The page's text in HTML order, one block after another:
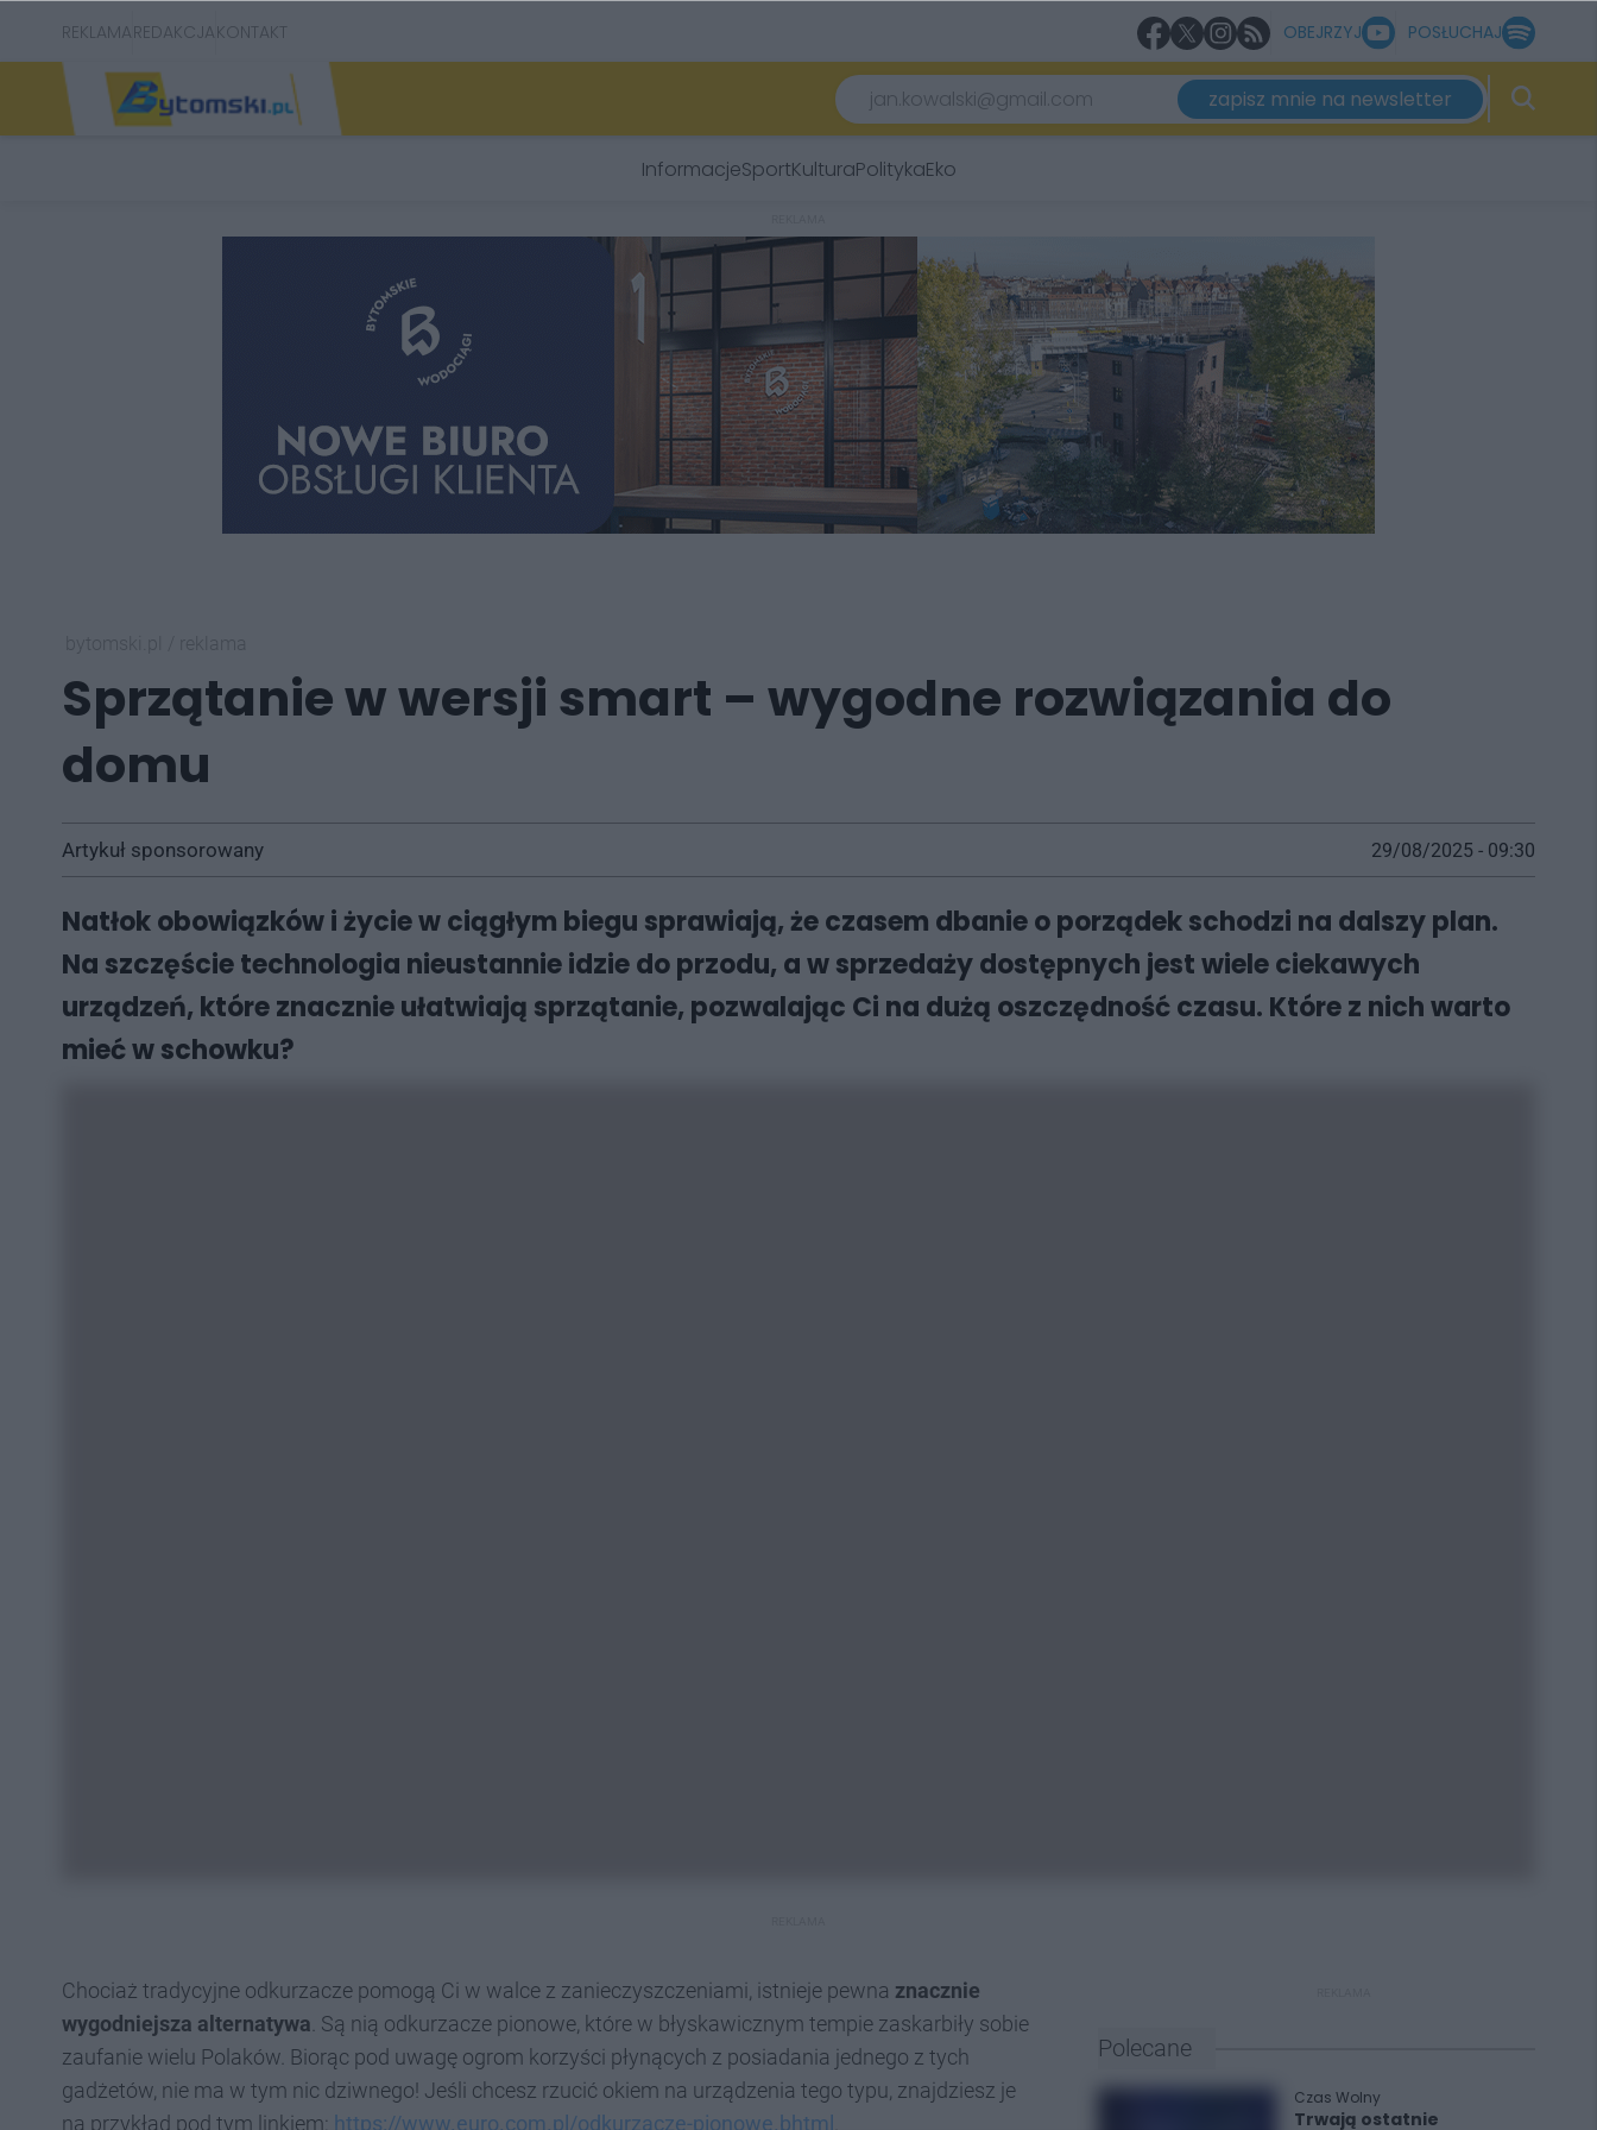
REKLAMAREDAKCJAKONTAKT OBEJRZYJ POSŁUCHAJ
zapisz mnie na newsletter
InformacjeSportKulturaPolitykaEko
Sprzątanie w wersji smart – wygodne rozwiązania do
domu
Artykuł sponsorowany 29/08/2025 - 09:30
Natłok obowiązków i życie w ciągłym biegu sprawiają, że czasem dbanie o porządek schodzi na dalszy plan.
Na szczęście technologia nieustannie idzie do przodu, a w sprzedaży dostępnych jest wiele ciekawych
urządzeń, które znacznie ułatwiają sprzątanie, pozwalając Ci na dużą oszczędność czasu. Które z nich warto
mieć w schowku?
Chociaż tradycyjne odkurzacze pomogą Ci w walce z zanieczyszczeniami, istnieje pewna znacznie
wygodniejsza alternatywa . Są nią odkurzacze pionowe, które w błyskawicznym tempie zaskarbiły sobie
zaufanie wielu Polaków. Biorąc pod uwagę ogrom korzyści płynących z posiadania jednego z tych
gadżetów, nie ma w tym nic dziwnego! Jeśli chcesz rzucić okiem na urządzenia tego typu, znajdziesz je
na przykład pod tym linkiem: https://www.euro.com.pl/odkurzacze-pionowe.bhtml
Polecane
Czas Wolny
Trwają ostatnie